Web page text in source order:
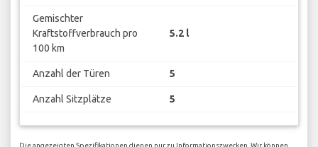
Gemischter
Kraftstoffverbrauch pro
100 km
5.2 l
Anzahl der Türen 5
Anzahl Sitzplätze 5
Die angezeigten Spezifikationen dienen nur zu Informationszwecken. Wir können